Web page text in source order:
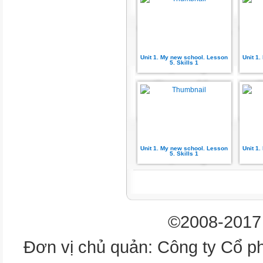
WARM-UP
LUCKY NUMBER
3
5
Unit 1. My new school. Lesson
5. Skills 1
Unit 1.
Unit 1. My new school. Lesson
5. Skills 1
Unit 1.
©2008-
Đơn vị chủ quản: Công ty Cổ